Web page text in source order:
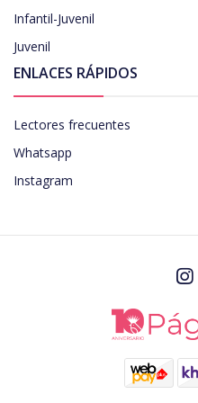
Infantil-Juvenil
Juvenil
ENLACES RÁPIDOS
Lectores frecuentes
Whatsapp
Instagram